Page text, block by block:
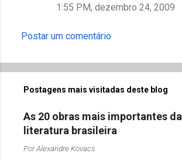
1:55 PM, dezembro 24, 2009
Postar um comentário
Postagens mais visitadas deste blog
As 20 obras mais importantes da
literatura brasileira
PorAlexandre Kovacs